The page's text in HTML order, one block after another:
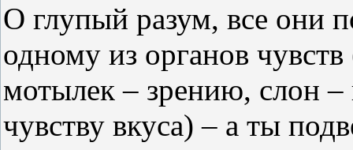
О глупый разум, все они
одному из органов
мотылек – зрению, слон
чувству вкуса) – а ты